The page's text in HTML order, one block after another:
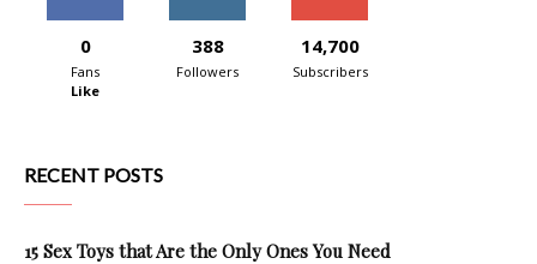
0
Fans
Like
388
Followers
14,700
Subscribers
RECENT POSTS
15 Sex Toys that Are the Only Ones You Need